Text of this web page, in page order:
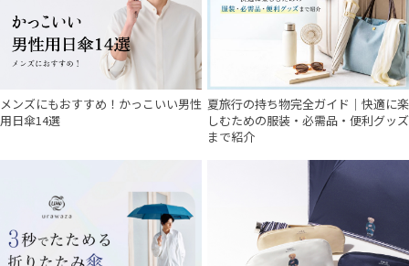
メンズにもおすすめ！かっこいい男性
用日傘14選
夏旅行の持ち物完全ガイド｜快適に楽
しむための服装・必需品・便利グッズ
まで紹介